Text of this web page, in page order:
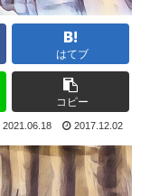
はてブ
コピー
2021.06.18 2017.12.02